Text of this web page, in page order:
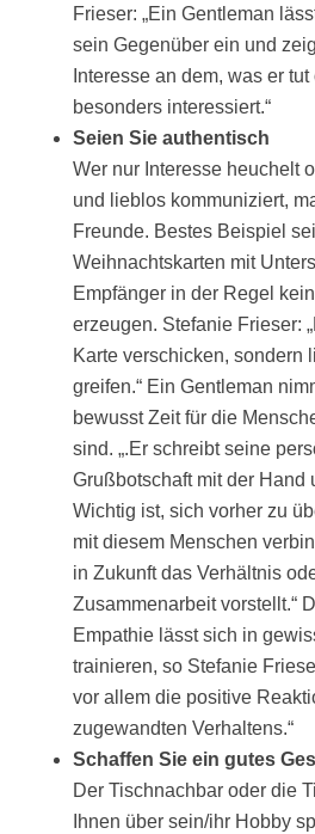
Frieser: „Ein Gentleman
sein Gegenüber ein und
Interesse an dem, was er
besonders interessiert.“
Seien Sie authentisch
Wer nur Interesse heuchelt
und lieblos kommuniziert,
Freunde. Bestes Beispiel
Weihnachtskarten mit
Empfänger in der Regel
erzeugen. Stefanie Frieser:
Karte verschicken, sondern
greifen.“ Ein Gentleman
bewusst Zeit für die
sind. „.Er schreibt seine
Grußbotschaft mit der Hand
Wichtig ist, sich vorher zu
mit diesem Menschen
in Zukunft das Verhältnis
Zusammenarbeit vorstellt.“
Empathie lässt sich in
trainieren, so Stefanie
vor allem die positive
zugewandten Verhaltens.“
Schaffen Sie ein gutes
Der Tischnachbar oder die
Ihnen über sein/ihr Hobby